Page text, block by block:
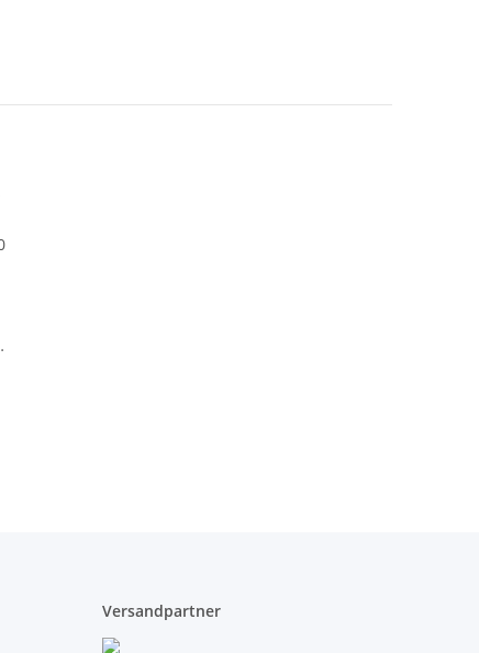
Versandpartner